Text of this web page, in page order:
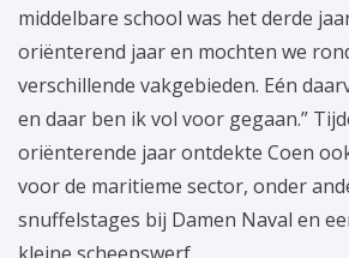
middelbare school was het derde
oriënterend jaar en mochten we
verschillende vakgebieden. Eén
en daar ben ik vol voor gegaan.”
oriënterende jaar ontdekte Coen
voor de maritieme sector, onder
snuffelstages bij Damen Naval en